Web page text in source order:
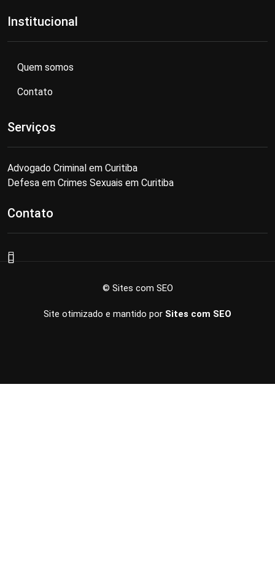
Institucional
Quem somos
Contato
Serviços
Advogado Criminal em Curitiba
Defesa em Crimes Sexuais em Curitiba
Contato
© Sites com SEO
Site otimizado e mantido por Sites com SEO